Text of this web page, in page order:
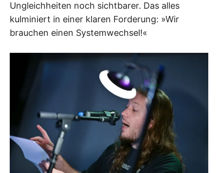
Ungleichheiten noch sichtbarer. Das alles
kulminiert in einer klaren Forderung: »Wir
brauchen einen Systemwechsel!«